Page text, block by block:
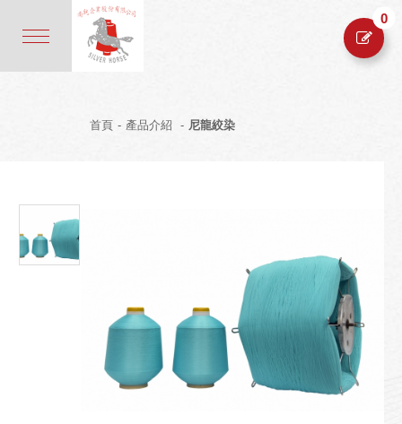
首頁 - 產品介紹 - 尼龍絞染
0